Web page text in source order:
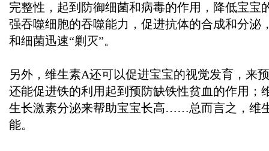
完整性，起到防御细菌和病毒的作用，降低宝宝
强吞噬细胞的吞噬能力，促进抗体的合成和分泌
和细菌迅速“剿灭”。
另外，维生素A还可以促进宝宝的视觉发育，来
还能促进铁的利用起到预防缺铁性贫血的作用；
生长激素分泌来帮助宝宝长高……总而言之，维
能。